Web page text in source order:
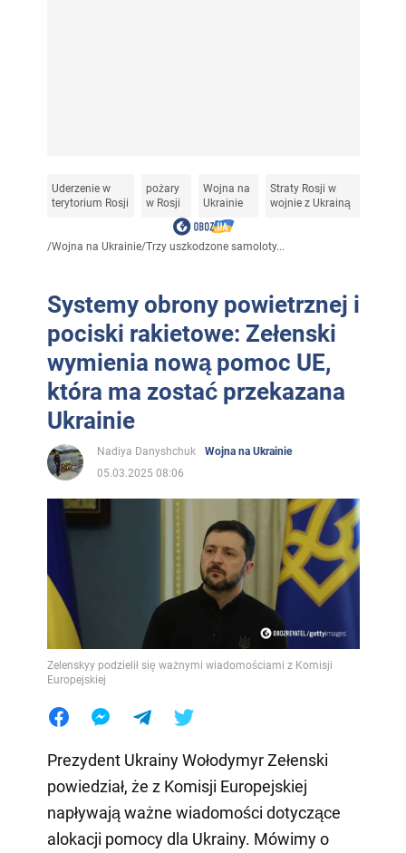
Uderzenie w
terytorium Rosji
pożary
w Rosji
Wojna na
Ukrainie
Straty Rosji w
wojnie z Ukrainą
/Wojna na Ukrainie/Trzy uszkodzone samoloty...
Systemy obrony powietrznej i
pociski rakietowe: Zełenski
wymienia nową pomoc UE,
która ma zostać przekazana
Ukrainie
Nadiya Danyshchuk
Wojna na Ukrainie
05.03.2025 08:06
Zelenskyy podzielił się ważnymi wiadomościami z Komisji
Europejskiej
Prezydent Ukrainy Wołodymyr Zełenski
powiedział, że z Komisji Europejskiej
napływają ważne wiadomości dotyczące
alokacji pomocy dla Ukrainy. Mówimy o